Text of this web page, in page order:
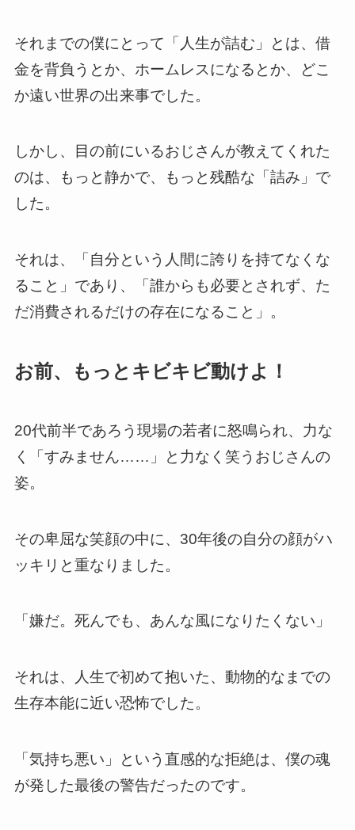
それまでの僕にとって「人生が詰む」とは、借
金を背負うとか、ホームレスになるとか、どこ
か遠い世界の出来事でした。
しかし、目の前にいるおじさんが教えてくれた
のは、もっと静かで、もっと残酷な「詰み」で
した。
それは、「自分という人間に誇りを持てなくな
ること」であり、「誰からも必要とされず、た
だ消費されるだけの存在になること」。
お前、もっとキビキビ動けよ！
20代前半であろう現場の若者に怒鳴られ、力な
く「すみません……」と力なく笑うおじさんの
姿。
その卑屈な笑顔の中に、30年後の自分の顔がハ
ッキリと重なりました。
「嫌だ。死んでも、あんな風になりたくない」
それは、人生で初めて抱いた、動物的なまでの
生存本能に近い恐怖でした。
「気持ち悪い」という直感的な拒絶は、僕の魂
が発した最後の警告だったのです。